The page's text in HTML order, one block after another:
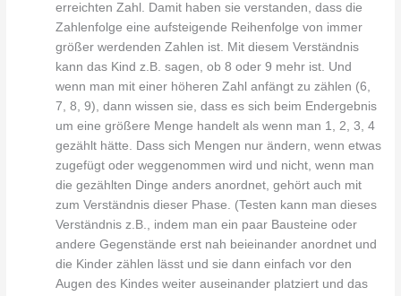
erreichten Zahl. Damit haben sie verstanden, dass die
Zahlenfolge eine aufsteigende Reihenfolge von immer
größer werdenden Zahlen ist. Mit diesem Verständnis
kann das Kind z.B. sagen, ob 8 oder 9 mehr ist. Und
wenn man mit einer höheren Zahl anfängt zu zählen (6,
7, 8, 9), dann wissen sie, dass es sich beim Endergebnis
um eine größere Menge handelt als wenn man 1, 2, 3, 4
gezählt hätte. Dass sich Mengen nur ändern, wenn etwas
zugefügt oder weggenommen wird und nicht, wenn man
die gezählten Dinge anders anordnet, gehört auch mit
zum Verständnis dieser Phase. (Testen kann man dieses
Verständnis z.B., indem man ein paar Bausteine oder
andere Gegenstände erst nah beieinander anordnet und
die Kinder zählen lässt und sie dann einfach vor den
Augen des Kindes weiter auseinander platziert und das